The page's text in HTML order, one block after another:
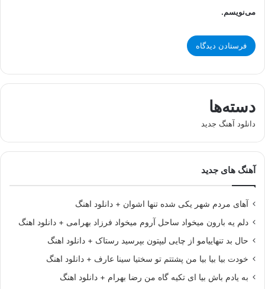
می‌نویسم.
دسته‌ها
دانلود آهنگ جدید
آهنگ های جدید
آهای مردم شهر یکی شده تنها اشوان + دانلود اهنگ
دلم یه بارون میخواد ساحل آروم میخواد فرزاد بهرامی + دانلود اهنگ
حال بد تنهاییامو از چایی لیپتون بپرسید رستاک + دانلود اهنگ
خودت بیا بیا بیا من پشتتم تو سختیا سینا عارف + دانلود اهنگ
به یادم باش بیا ای تکیه گاه من رضا بهرام + دانلود اهنگ